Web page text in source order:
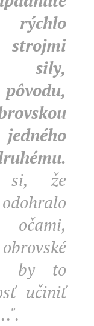
rýchlo
sily,
si, že
by to
učiniť